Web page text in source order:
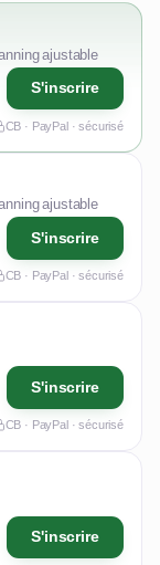
ajustable
S'inscrire
CB · PayPal · sécurisé
ajustable
S'inscrire
CB · PayPal · sécurisé
S'inscrire
CB · PayPal · sécurisé
S'inscrire